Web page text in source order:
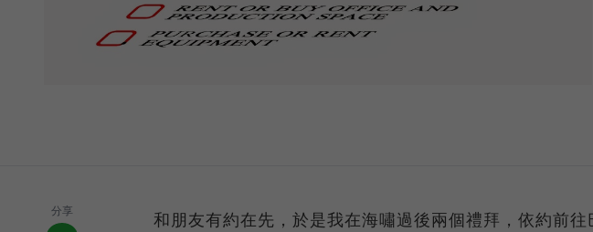
分享
和朋友有約在先，於是我在海嘯過後兩個禮拜，依約前